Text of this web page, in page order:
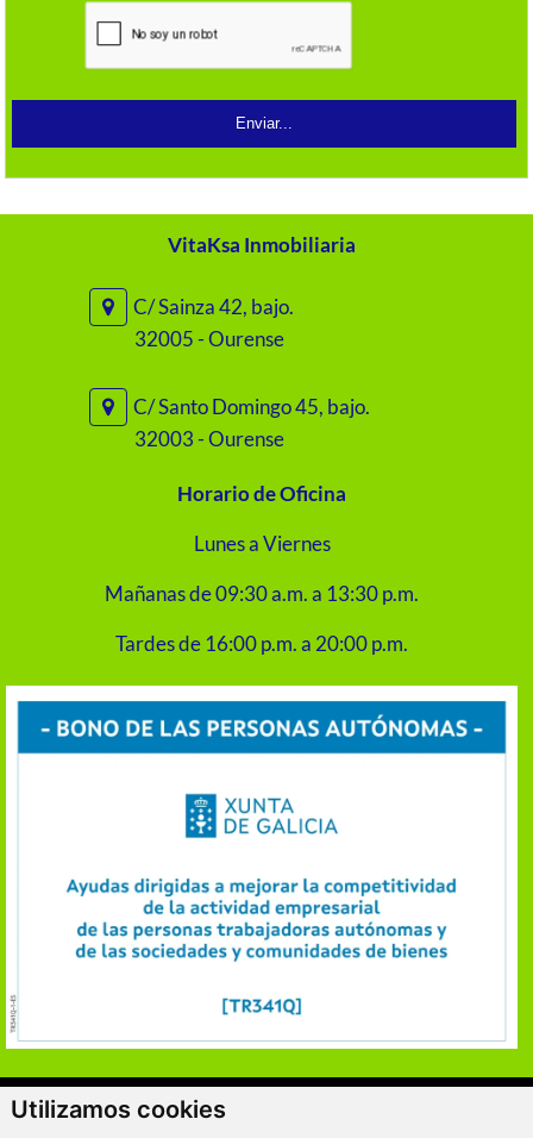
Utilizamos cookies
VitaKsa Inmobiliaria
C/ Sainza 42, bajo.
32005 - Ourense
C/ Santo Domingo 45, bajo.
32003 - Ourense
Horario de Oficina
Lunes a Viernes
Mañanas de 09:30 a.m. a 13:30 p.m.
Tardes de 16:00 p.m. a 20:00 p.m.
ClickViviendas